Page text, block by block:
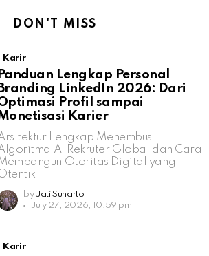
DON'T MISS
Karir
Panduan Lengkap Personal
Branding LinkedIn 2026: Dari
Profil sampai
Karier
Lengkap Menembus
AI Rekruter Global dan Cara
Otoritas Digital yang
by Jati Sunarto
July 27, 2026, 10:59 pm
Karir